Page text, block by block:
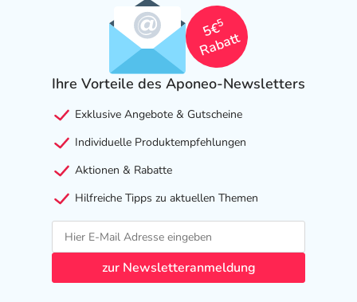
5€
5
Rabatt
Ihre Vorteile des Aponeo-Newsletters
Exklusive Angebote & Gutscheine
Individuelle Produktempfehlungen
Aktionen & Rabatte
Hilfreiche Tipps zu aktuellen Themen
zur Newsletteranmeldung